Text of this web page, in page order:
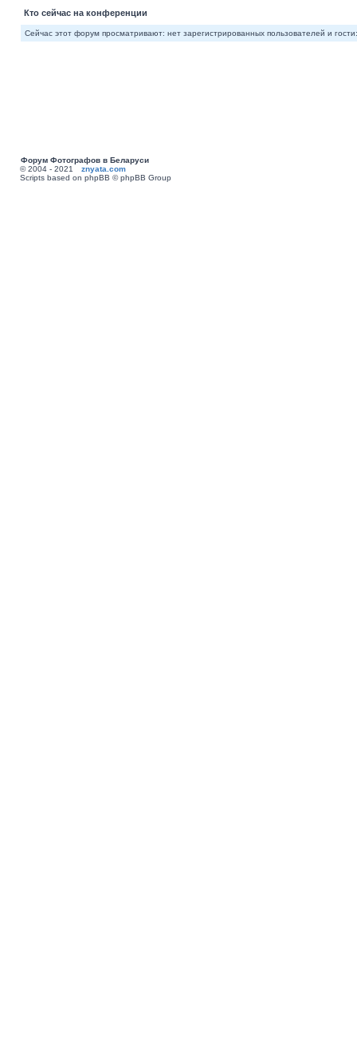
Кто сейчас на конференции
Сейчас этот форум просматривают: нет зарегистрированных пользователей и
Форум Фотографов в Беларуси
© 2004 - 2021 znyata.com
Scripts based on phpBB © phpBB Group